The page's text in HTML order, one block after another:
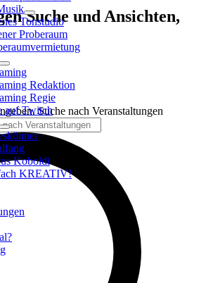
Tonstudio
Proberaum
Redaktion
Regie
auf Twitch
Koboldi
KREATIV!
Suche und Ansichten,
Suche nach Veranstaltungen